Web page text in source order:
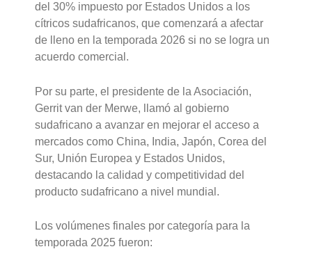
del 30% impuesto por Estados Unidos a los
cítricos sudafricanos, que comenzará a afectar
de lleno en la temporada 2026 si no se logra un
acuerdo comercial.
Por su parte, el presidente de la Asociación,
Gerrit van der Merwe, llamó al gobierno
sudafricano a avanzar en mejorar el acceso a
mercados como China, India, Japón, Corea del
Sur, Unión Europea y Estados Unidos,
destacando la calidad y competitividad del
producto sudafricano a nivel mundial.
Los volúmenes finales por categoría para la
temporada 2025 fueron: